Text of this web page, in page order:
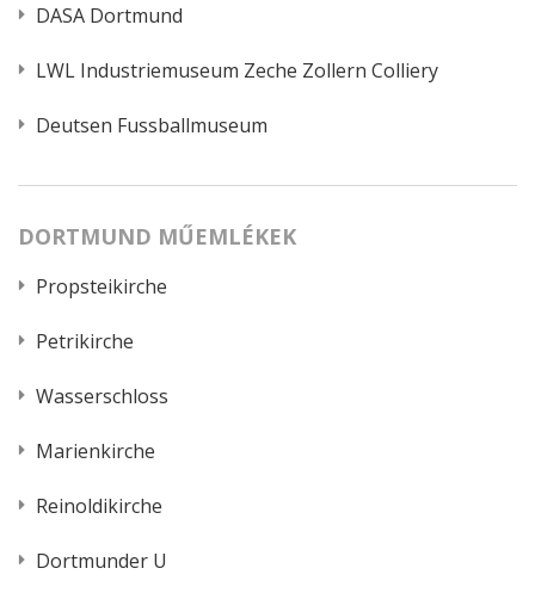
DASA Dortmund
LWL Industriemuseum Zeche Zollern Colliery
Deutsen Fussballmuseum
DORTMUND MŰEMLÉKEK
Propsteikirche
Petrikirche
Wasserschloss
Marienkirche
Reinoldikirche
Dortmunder U